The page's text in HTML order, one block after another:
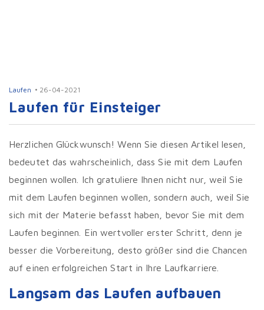
Laufen 26-04-2021
Laufen für Einsteiger
Herzlichen Glückwunsch! Wenn Sie diesen Artikel lesen,
bedeutet das wahrscheinlich, dass Sie mit dem Laufen
beginnen wollen. Ich gratuliere Ihnen nicht nur, weil Sie
mit dem Laufen beginnen wollen, sondern auch, weil Sie
sich mit der Materie befasst haben, bevor Sie mit dem
Laufen beginnen. Ein wertvoller erster Schritt, denn je
besser die Vorbereitung, desto größer sind die Chancen
auf einen erfolgreichen Start in Ihre Laufkarriere.
Langsam das Laufen aufbauen